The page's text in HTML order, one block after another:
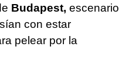
Budapest, escenario
con estar
pelear por la